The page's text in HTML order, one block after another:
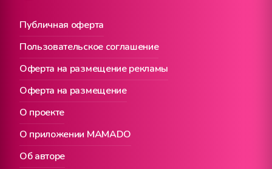
Публичная оферта
О проекте
Пользовательское соглашение
О приложении MAMADO
Оферта на размещение рекламы
Об авторе
Оферта на размещение